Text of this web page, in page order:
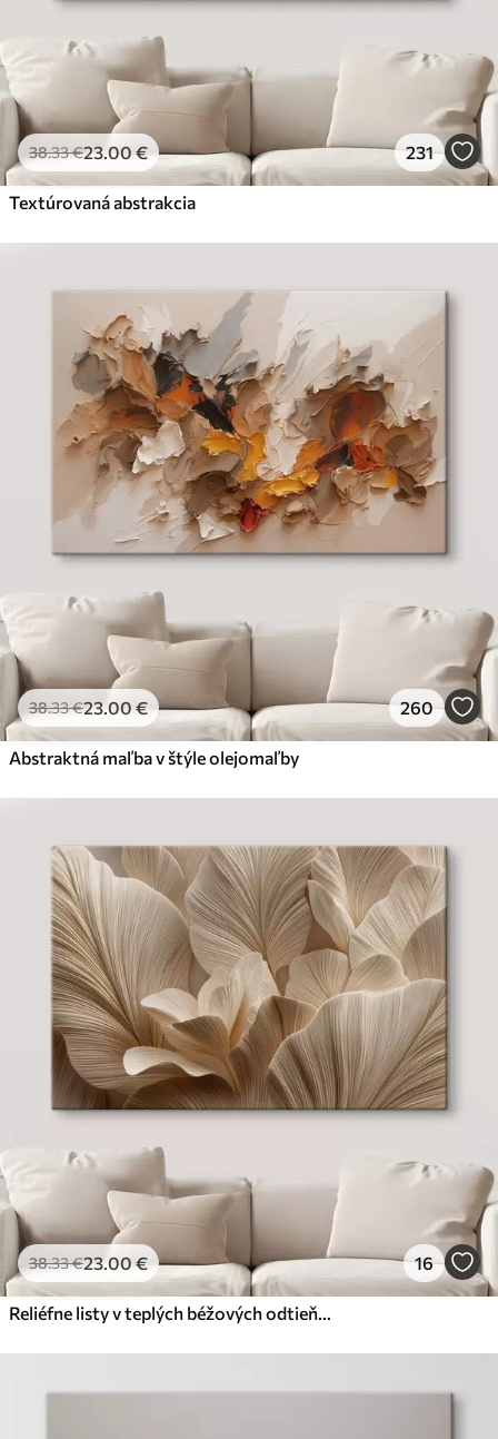
38.33€23.00€ 231
Textúrovaná abstrakcia
38.33€23.00€ 260
Abstraktná maľba v štýle olejomaľby
38.33€23.00€ 16
Reliéfne listy v teplých béžových odtieňoch